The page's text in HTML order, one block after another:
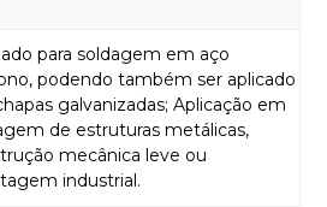
para soldagem em aço
podendo também ser aplicado
galvanizadas; Aplicação em
de estruturas metálicas,
mecânica leve ou
industrial.